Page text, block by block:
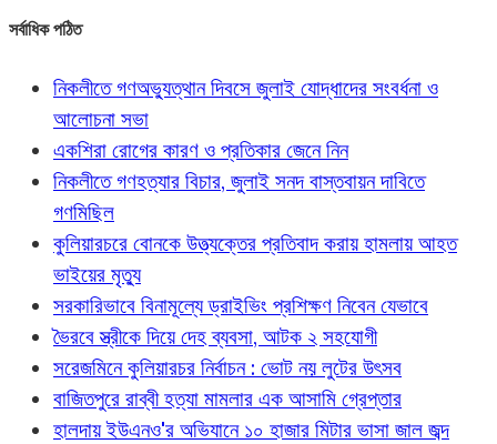
সর্বাধিক পঠিত
নিকলীতে গণঅভ্যুত্থান দিবসে জুলাই যোদ্ধাদের সংবর্ধনা ও
আলোচনা সভা
একশিরা রোগের কারণ ও প্রতিকার জেনে নিন
নিকলীতে গণহত্যার বিচার, জুলাই সনদ বাস্তবায়ন দাবিতে
গণমিছিল
কুলিয়ারচরে বোনকে উত্ত্যক্তের প্রতিবাদ করায় হামলায় আহত
ভাইয়ের মৃত্যু
সরকারিভাবে বিনামূল্যে ড্রাইভিং প্রশিক্ষণ নিবেন যেভাবে
ভৈরবে স্ত্রীকে দিয়ে দেহ ব্যবসা, আটক ২ সহযোগী
সরেজমিনে কুলিয়ারচর নির্বাচন : ভোট নয় লুটের উৎসব
বাজিতপুরে রাব্বী হত্যা মামলার এক আসামি গ্রেপ্তার
হালদায় ইউএনও'র অভিযানে ১০ হাজার মিটার ভাসা জাল জব্দ